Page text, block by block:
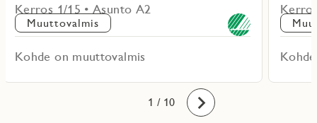
Kerros 1/15 • Asunto A2
Muuttovalmis
Kohde on muuttovalmis
1
2
3
4
5
6
7
8
9
10 / 10 Eteenpäin